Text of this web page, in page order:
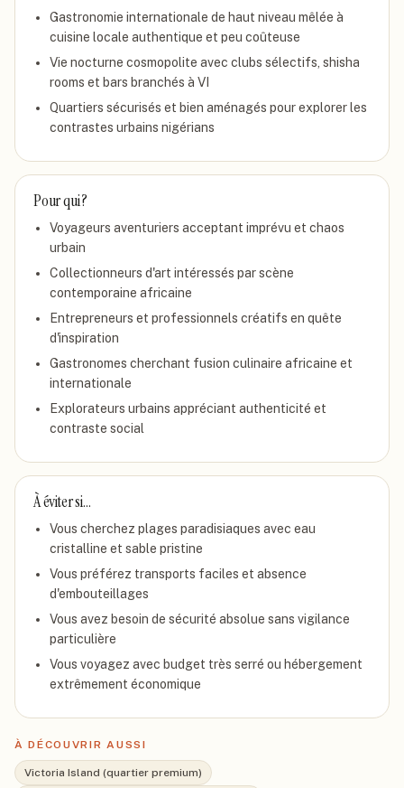
Gastronomie internationale de haut niveau mêlée à
cuisine locale authentique et peu coûteuse
Vie nocturne cosmopolite avec clubs sélectifs, shisha
rooms et bars branchés à VI
Quartiers sécurisés et bien aménagés pour explorer les
contrastes urbains nigérians
Pour qui ?
Voyageurs aventuriers acceptant imprévu et chaos
urbain
Collectionneurs d'art intéressés par scène
contemporaine africaine
Entrepreneurs et professionnels créatifs en quête
d'inspiration
Gastronomes cherchant fusion culinaire africaine et
internationale
Explorateurs urbains appréciant authenticité et
contraste social
À éviter si…
Vous cherchez plages paradisiaques avec eau
cristalline et sable pristine
Vous préférez transports faciles et absence
d'embouteillages
Vous avez besoin de sécurité absolue sans vigilance
particulière
Vous voyagez avec budget très serré ou hébergement
extrêmement économique
À DÉCOUVRIR AUSSI
Victoria Island (quartier premium)